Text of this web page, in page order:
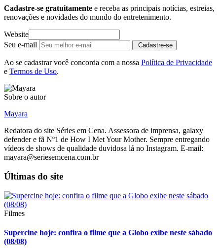
Cadastre-se gratuitamente e receba as principais notícias, estreias,
renovações e novidades do mundo do entretenimento.
Website
Seu e-mail
Cadastre-se
Ao se cadastrar você concorda com a nossa Política de Privacidade
e Termos de Uso.
Sobre o autor
Mayara
Redatora do site Séries em Cena. Assessora de imprensa, galaxy
defender e fã Nº1 de How I Met Your Mother. Sempre entregando
vídeos de shows de qualidade duvidosa lá no Instagram. E-mail:
mayara@seriesemcena.com.br
Últimas do site
Filmes
Supercine hoje: confira o filme que a Globo exibe neste sábado
(08/08)